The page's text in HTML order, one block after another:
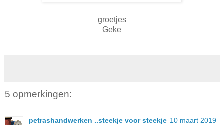
groetjes
Geke
5 opmerkingen:
petrashandwerken ..steekje voor steekje 10 maart 2019